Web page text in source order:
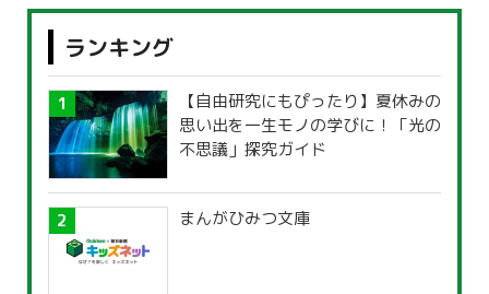
ランキング
【自由研究にもぴったり】夏休みの
思い出を一生モノの学びに！「光の
不思議」探究ガイド
まんがひみつ文庫